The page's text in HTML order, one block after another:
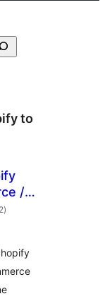
to
/
total
de
)